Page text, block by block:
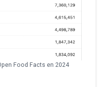
Food Facts en 2024